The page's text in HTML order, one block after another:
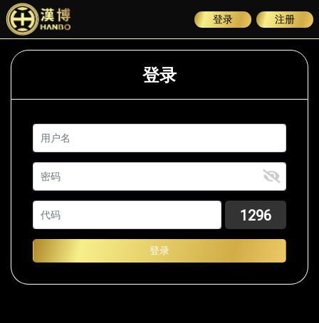
登录 注册
登录
用户名
密码
1296
登录